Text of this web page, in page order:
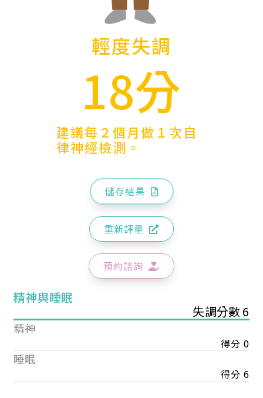
輕度失調
18分
建議每２個月做１次自
律神經檢測。
儲存結果
重新評量
預約諮詢
精神與睡眠
失調分數 6
精神
得分 0
睡眠
得分 6